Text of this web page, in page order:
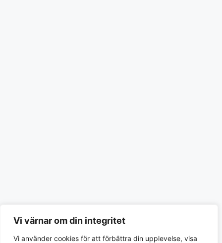
Vi värnar om din integritet
Vi använder cookies för att förbättra din upplevelse, visa